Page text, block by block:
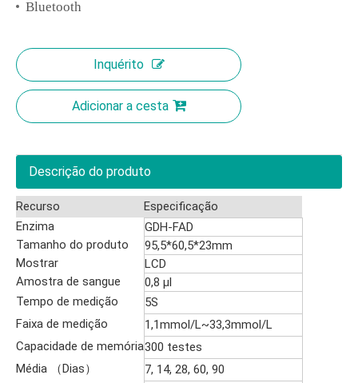
Bluetooth
Inquérito
Adicionar a cesta
Descrição do produto
Recurso
Especificação
Enzima
GDH-FAD
Tamanho do produto
95,5*60,5*23mm
Mostrar
LCD
Amostra de sangue
0,8 µl
Tempo de medição
5S
Faixa de medição
1,1mmol/L~33,3mmol/L
Capacidade de memória300 testes
Média （Dias）
7, 14, 28, 60, 90